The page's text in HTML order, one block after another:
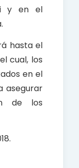
y en el
hasta el
cual, los
en el
asegurar
de los